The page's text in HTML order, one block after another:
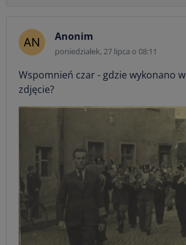
Anonim
poniedziałek, 27 lipca o 08:11
Wspomnień czar - gdzie wykonano
zdjęcie?